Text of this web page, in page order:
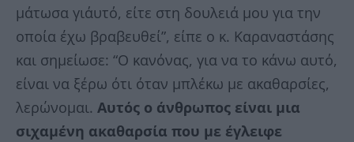
μάτωσα γι΄αυτό, είτε στη δουλειά μου για την
οποία έχω βραβευθεί”, είπε ο κ. Καραναστάσης
και σημείωσε: “Ο κανόνας, για να το κάνω αυτό,
είναι να ξέρω ότι όταν μπλέκω με ακαθαρσίες,
λερώνομαι. Αυτός ο άνθρωπος είναι μια
σιχαμένη ακαθαρσία που με έγλειφε